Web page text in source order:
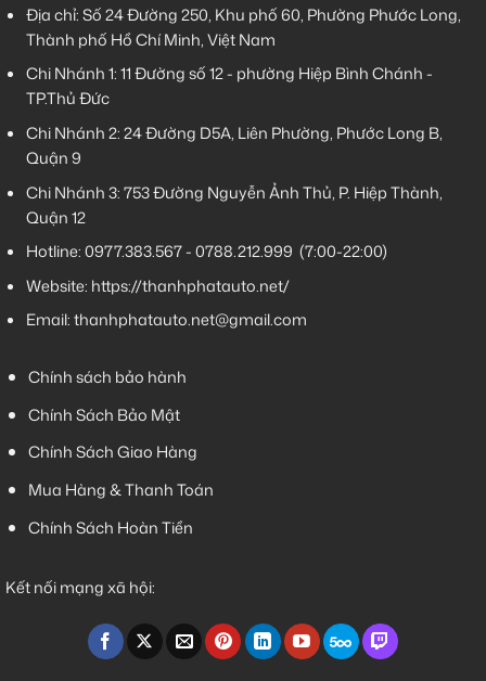
Địa chỉ: Số 24 Đường 250, Khu phố 60, Phường Phước Long,
Thành phố Hồ Chí Minh, Việt Nam
Chi Nhánh 1:11 Đường số 12 - phường Hiệp Bình Chánh -
TP.Thủ Đức
Chi Nhánh 2:24 Đường D5A, Liên Phường, Phước Long B,
Quận 9
Chi Nhánh 3:753 Đường Nguyễn Ảnh Thủ, P. Hiệp Thành,
Quận 12
Hotline:0977.383.567-0788.212.999 (7:00-22:00)
Website: https://thanhphatauto.net/
Email:thanhphatauto.net@gmail.com
Chính sách bảo hành
Chính Sách Bảo Mật
Chính Sách Giao Hàng
Mua Hàng & Thanh Toán
Chính Sách Hoàn Tiền
Kết nối mạng xã hội: